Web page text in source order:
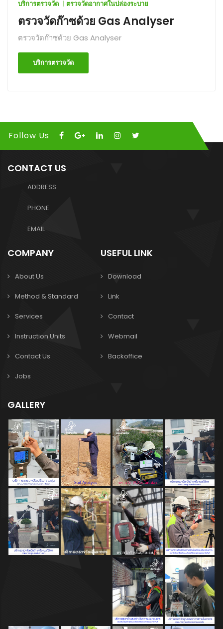
บริการตรวจวัด ตรวจวัดอากาศในปล่องระบาย
ตรวจวัดก๊าซด้วย Gas Analyser
ตรวจวัดก๊าซด้วย Gas Analyser
บริการตรวจวัด
Follow Us
CONTACT US
ADDRESS
PHONE
EMAIL
COMPANY
About Us
Method & Standard
Services
Instruction Units
Contact Us
Jobs
USEFUL LINK
Download
Link
Contact
Webmail
Backoffice
GALLERY